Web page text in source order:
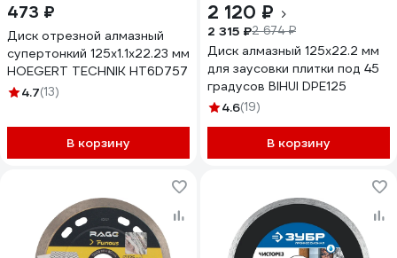
473 ₽
Диск отрезной алмазный
супертонкий 125x1.1x22.23 мм
HOEGERT TECHNIK HT6D757
4.7(13)
В корзину
2 120 ₽
2 315 ₽2 674 ₽
Диск алмазный 125х22.2 мм
для заусовки плитки под 45
градусов BIHUI DPE125
4.6(19)
В корзину